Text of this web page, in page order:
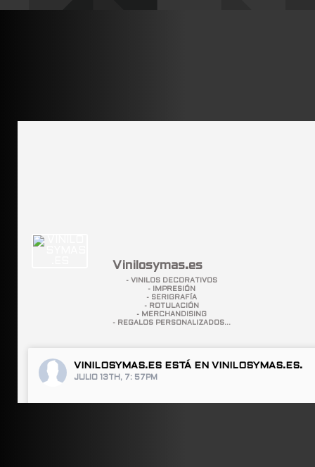
Vinilosymas.es
- VINILOS DECORATIVOS
- IMPRESIÓN
- SERIGRAFÍA
- ROTULACIÓN
- MERCHANDISING
- REGALOS PERSONALIZADOS...
VINILOSYMAS.ES ESTÁ EN VINILOSYMAS.ES.
JULIO 13TH, 7: 57PM